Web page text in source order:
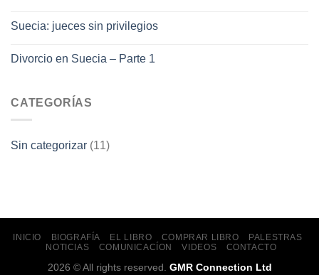
Suecia: jueces sin privilegios
Divorcio en Suecia – Parte 1
CATEGORÍAS
Sin categorizar (11)
INICIO BIOGRAFÍA EL LIBRO COMPRAR LIBRO
PALESTRAS
NOTICIAS
COMUNICACÍON VIDEOS CONTACTO
2026 © All rights reserved. GMR Connection Ltd